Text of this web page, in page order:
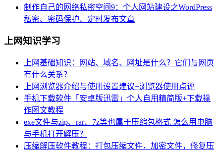
制作自己的网络私密空间9：个人网站建设之WordPress
私密、密码保护、定时发布文章
上网知识学习
上网基础知识：网站、域名、网址是什么？它们与网页
有什么关系？
上网浏览器介绍与使用设置建议+浏览器使用点评
手机下载软件「安卓版迅雷」个人自用精简版+下载操
作图文教程
exe文件与zip、rar、7z等也属于压缩包格式 怎么用电脑
与手机打开解压？
压缩解压软件教程：打包压缩文件，加密文件，修复压